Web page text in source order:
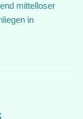
mittelloser
in